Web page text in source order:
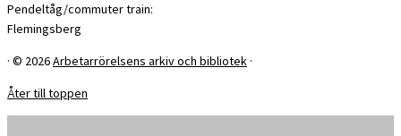
Pendeltåg/commuter train:
Flemingsberg
· © 2026Arbetarrörelsens arkiv och bibliotek ·
Åter till toppen